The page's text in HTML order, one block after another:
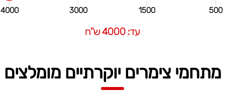
500
1500
3000
4000
עד: 4000 ש"ח
מתחמי צימרים יוקרתיים מומלצים